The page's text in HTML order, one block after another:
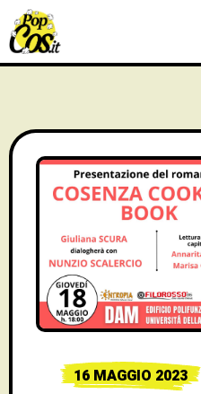
16 MAGGIO 2023